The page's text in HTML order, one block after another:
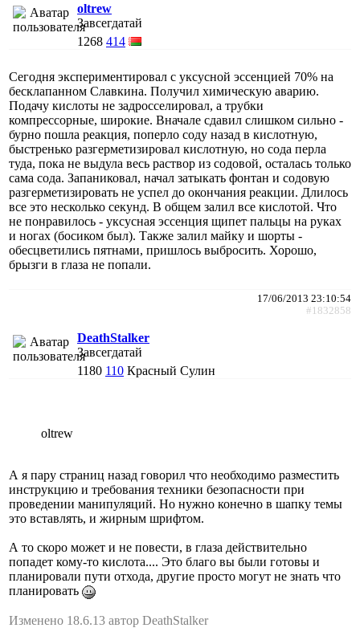
oltrew
Завсегдатай
1268 414
Сегодня экспериментировал с уксусной эссенцией 70% на
бесклапанном Славкина. Получил химическую аварию.
Подачу кислоты не задросселировал, а трубки
компрессорные, широкие. Вначале сдавил слишком сильно -
бурно пошла реакция, поперло соду назад в кислотную,
быстренько разгерметизировал кислотную, но сода перла
туда, пока не выдула весь раствор из содовой, осталась только
сама сода. Запаниковал, начал затыкать фонтан и содовую
разгерметизировать не успел до окончания реакции. Длилось
все это несколько секунд. В общем залил все кислотой. Что
не понравилось - уксусная эссенция щипет пальцы на руках
и ногах (босиком был). Также залил майку и шорты -
обесцветились пятнами, пришлось выбросить. Хорошо,
брызги в глаза не попали.
17/06/2013 23:10:54
#1832858
DeathStalker
Завсегдатай
1180 110 Красный Сулин
oltrew
А я пару страниц назад говорил что необходимо разместить
инструкцию и требования техники безопасности при
проведении манипуляций. Но нужно конечно в шапку темы
это вставлять, и жирным шрифтом.
А то скоро может и не повести, в глаза действительно
попадет кому-то кислота.... Это благо вы были готовы и
планировали пути отхода, другие просто могут не знать что
планировать
Изменено 18.6.13 автор DeathStalker